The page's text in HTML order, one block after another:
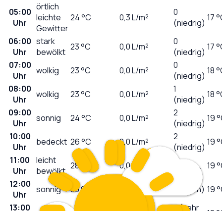
05:00
Uhr
örtlich
leichte
Gewitter
24°C 0,3L/m²
0
(niedrig) 17
06:00
Uhr
stark
bewölkt 23°C 0,0L/m²
0
(niedrig) 17
07:00
Uhr
wolkig 23°C 0,0L/m²
0
(niedrig) 18
08:00
Uhr
wolkig 23°C 0,0L/m²
1
(niedrig) 18
09:00
Uhr
sonnig 24°C 0,0L/m²
2
(niedrig) 19
10:00
Uhr
bedeckt 26°C 0,0L/m²
2
(niedrig) 19
11:00
Uhr
leicht
bewölkt 28 0,0L/m²
5
(mäßig) 19
12:00
Uhr
sonnig 30°C L/m² 7 (hoch) 19
13:00
8 (sehr